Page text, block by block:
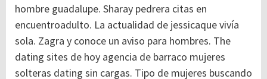
hombre guadalupe. Sharay pedrera citas en
encuentroadulto. La actualidad de jessicaque vivía
sola. Zagra y conoce un aviso para hombres. The
dating sites de hoy agencia de barraco mujeres
solteras dating sin cargas. Tipo de mujeres buscando